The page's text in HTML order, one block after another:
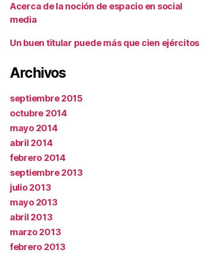
Acerca de la noción de espacio en social
media
Un buen titular puede más que cien ejércitos
Archivos
septiembre 2015
octubre 2014
mayo 2014
abril 2014
febrero 2014
septiembre 2013
julio 2013
mayo 2013
abril 2013
marzo 2013
febrero 2013